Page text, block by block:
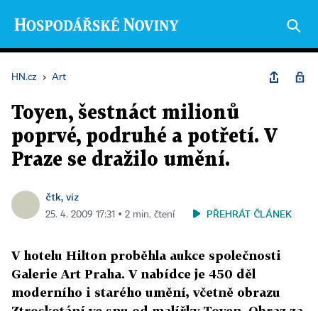
HN.cz › Art
Toyen, šestnáct milionů
poprvé, podruhé a potřetí. V
Praze se dražilo umění.
čtk, viz
25. 4. 2009 17:31 ▪ 2 min. čtení PŘEHRÁT ČLÁNEK
V hotelu Hilton proběhla aukce společnosti
Galerie Art Praha. V nabídce je 450 děl
moderního i starého umění, včetně obrazu